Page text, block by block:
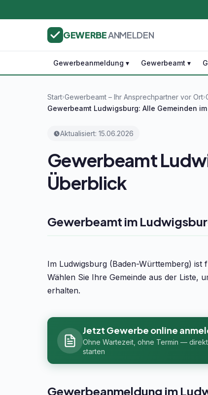
GEWERBEANMELDEN
Gewerbeanmeldung ▾ Gewerbeamt ▾
Start›Gewerbeamt – Ihr Ansprechpartner vor Ort›
Gewerbeamt Ludwigsburg: Alle Gemeinden
Aktualisiert: 15.06.2026
Gewerbeamt
Überblick
Gewerbeamt im
Im Ludwigsburg (Baden-Württemberg) ist
Wählen Sie Ihre Gemeinde aus der Liste,
erhalten.
Jetzt Gewerbe online
Ohne Wartezeit, ohne Termin —
starten
Gewerbeanmeldung im